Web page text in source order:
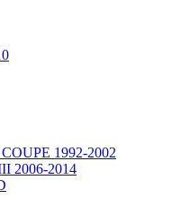
1992-2002
2006-2014